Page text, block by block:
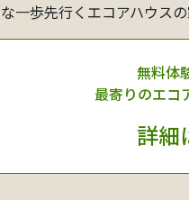
一歩先行くエコアハウス
無料体
最寄りのエコ
詳細